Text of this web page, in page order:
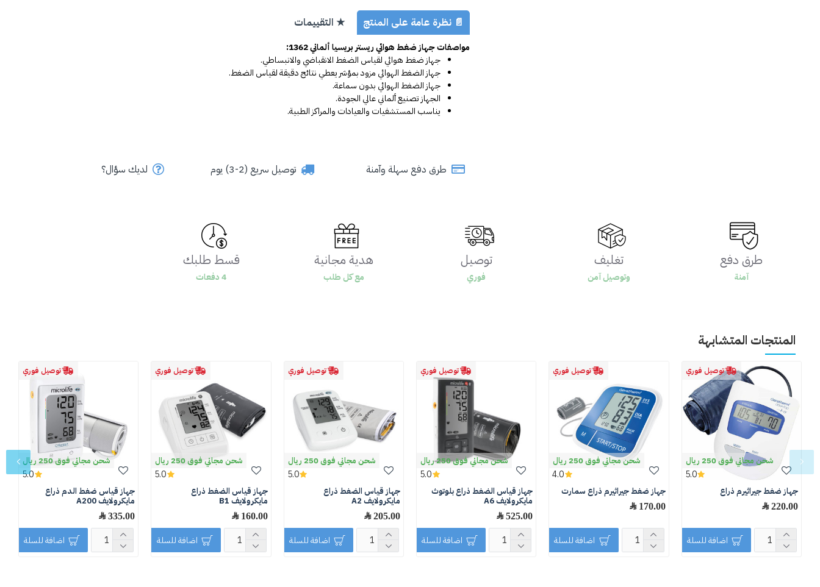
طرق دفع سهلة وآمنة توصيل سريع (2-3) يوم لديك سؤال؟
📄 نظرة عامة على المنتج ★ التقييمات
مواصفات جهاز ضغط هوائي ريستر بريسيا ألماني 1362:
جهاز ضغط هوائي لقياس الضغط الانقباضي والانبساطي.
جهاز الضغط الهوائي مزود بمؤشر يعطي نتائج دقيقة لقياس الضغط.
جهاز الضغط الهوائي بدون سماعة.
الجهاز تصنيع ألماني عالي الجودة.
يناسب المستشفيات والعيادات والمراكز الطبية.
طرق دفع
آمنة
تغليف
وتوصيل آمن
توصيل
فوري
هدية مجانية
مع كل طلب
قسط طلبك
4 دفعات
المنتجات المتشابهة
توصيل فوري
شحن مجاني فوق 250 ريال
جهاز ضغط جيراثيرم ذراع
220.00 ﷼
5.0
اضافة للسلة
توصيل فوري
شحن مجاني فوق 250 ريال
جهاز ضغط جيراثيرم ذراع سمارت
170.00 ﷼
4.0
اضافة للسلة
توصيل فوري
شحن مجاني فوق 250 ريال
جهاز قياس الضغط ذراع بلوتوث
مايكرولايف A6
525.00 ﷼
5.0
اضافة للسلة
توصيل فوري
شحن مجاني فوق 250 ريال
جهاز قياس الضغط ذراع
مايكرولايف A2
205.00 ﷼
5.0
اضافة للسلة
توصيل فوري
شحن مجاني فوق 250 ريال
جهاز قياس الضغط ذراع
مايكرولايف B1
160.00 ﷼
5.0
اضافة للسلة
توصيل فوري
شحن مجاني فوق 250 ريال
جهاز قياس ضغط الدم ذراع
مايكرولايف A200
335.00 ﷼
5.0
اضافة للسلة